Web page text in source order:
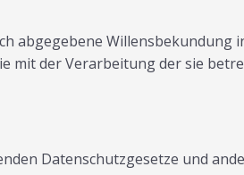
abgegebene Willensbekundung
mit der Verarbeitung der sie
Datenschutzgesetze und